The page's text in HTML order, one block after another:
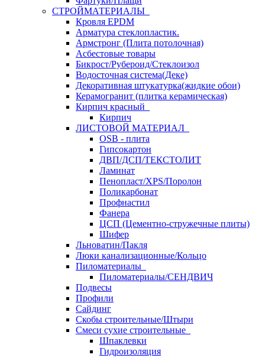
СТРОЙМАТЕРИАЛЫ
Кровля ЕРDM
Арматура стеклопластик.
Армстронг (Плита потолочная)
Асбестовые товары
Бикрост/Рубероид/Стеклоизол
Водосточная система(Деке)
Декоративная штукатурка(жидкие обои)
Керамогранит (плитка керамическая)
Кирпич красный
Кирпич
ЛИСТОВОЙ МАТЕРИАЛ
OSB - плита
Гипсокартон
ДВП/ДСП/ТЕКСТОЛИТ
Ламинат
Пенопласт/XPS/Поролон
Поликарбонат
Профнастил
Фанера
ЦСП (Цементно-стружечные плиты)
Шифер
Льноватин/Пакля
Люки канализационные/Кольцо
Пиломатериалы
Пиломатериалы/СЕНДВИЧ
Подвесы
Профили
Сайдинг
Скобы строительные/Штыри
Смеси сухие строительные
Шпаклевки
Гидроизоляция